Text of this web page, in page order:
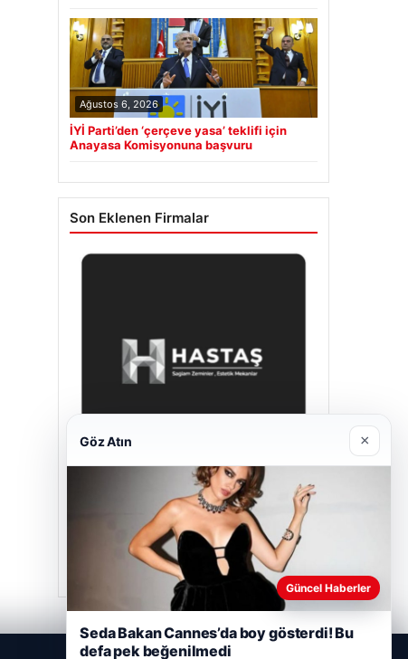
Ağustos 6, 2026
İYİ Parti’den ‘çerçeve yasa’ teklifi için
Anayasa Komisyonuna başvuru
Son Eklenen Firmalar
Prenses Night Club
Nisan 29, 2026
Göz Atın ×
Güncel Haberler
Seda Bakan Cannes’da boy gösterdi! Bu
defa pek beğenilmedi